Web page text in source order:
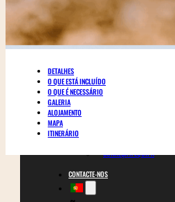
SOBRE NÓS
BLOGS
CONHEÇA A EQUIPA
CONTACTE-NOS
DETALHES
O QUE ESTÁ INCLUÍDO
O QUE É NECESSÁRIO
GALERIA
ALOJAMENTO
MAPA
ITINERÁRIO